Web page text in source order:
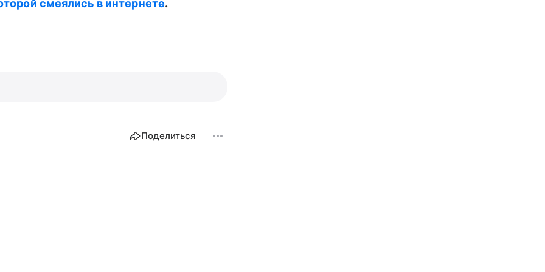
смеялись в интернете.
Поделиться